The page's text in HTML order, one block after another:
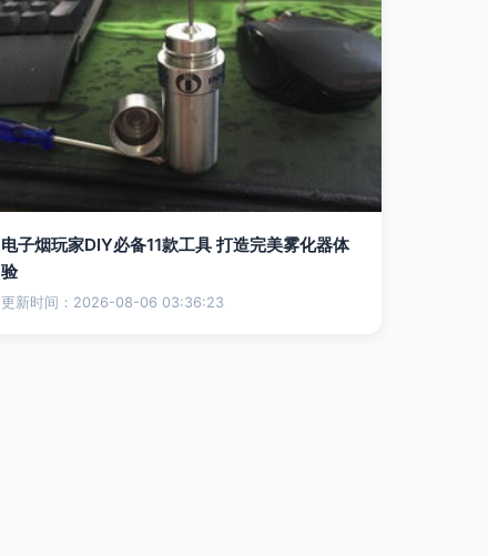
电子烟玩家DIY必备11款工具 打造完美雾化器体
验
更新时间：2026-08-06 03:36:23